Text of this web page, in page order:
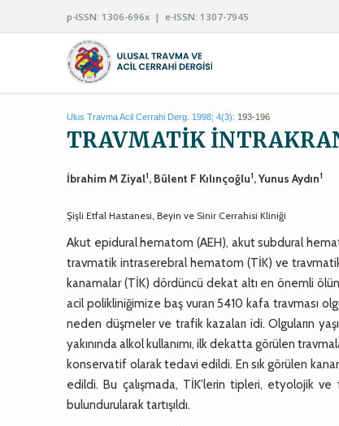
p-ISSN: 1306-696x | e-ISSN: 1307-7945
Ulus Travma Acil Cerrahi Derg. 1998; 4(3): 193-196
TRAVMATİK
İbrahim M Ziyal1, Bülent F Kılınçoğlu1, Yunus Aydın1
Şişli Etfal Hastanesi, Beyin ve Sinir Cerrahisi Kliniği
Akut epidural hematom (AEH), akut subdural
travmatik intraserebral hematom (TİK) ve
kanamalar (TİK) dördüncü dekat altı en önemli
acil polikliniğimize baş vuran 5410 kafa travması
neden düşmeler ve trafik kazaları idi. Olguların
yakınında alkol kullanımı, ilk dekatta görülen
konservatif olarak tedavi edildi. En sık görülen
edildi. Bu çalışmada, TİK'lerin tipleri, etyolojik
bulundurularak tartışıldı.